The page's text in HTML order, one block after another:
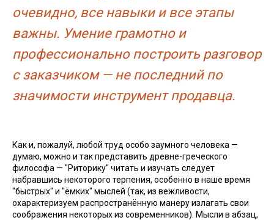
очевидно, все навыки и все этапы
важны. Умение грамотно и
профессионально построить разговор
с заказчиком — не последний по
значимости инструмент продавца.
Как и, пожалуй, любой труд особо заумного человека —
думаю, можно и так представить древне-греческого
философа — "Риторику" читать и изучать следует
набравшись некоторого терпения, особенно в наше время
"быстрых" и "ёмких" мыслей (так, из вежливости,
охарактеризуем распространённую манеру излагать свои
соображения некоторых из современников). Мысли в абзац,